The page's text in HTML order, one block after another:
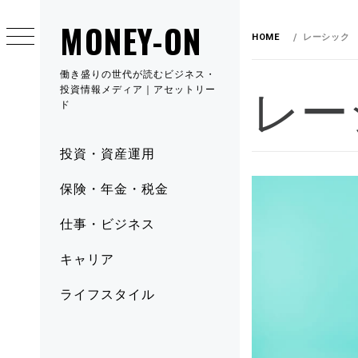
MONEY-ON
働き盛りの世代が読むビジネス・
投資情報メディア｜アセットリー
ド
投資・資産運用
保険・年金・税金
仕事・ビジネス
キャリア
ライフスタイル
HOME レーシック
レ